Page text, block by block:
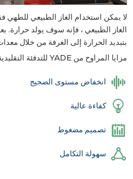
لا يمكن استخدام الغاز الطبيعي للطهي
الغاز الطبيعي ، فإنه سوف يولد حرارة.
بتبديد الحرارة إلى الغرفة من خلال
مزايا المراوح من YADE للتدفئة التقليدية بالغاز:
انخفاض مستوى الضجيج
كفاءة عالية
تصميم مضغوط
سهولة التكامل